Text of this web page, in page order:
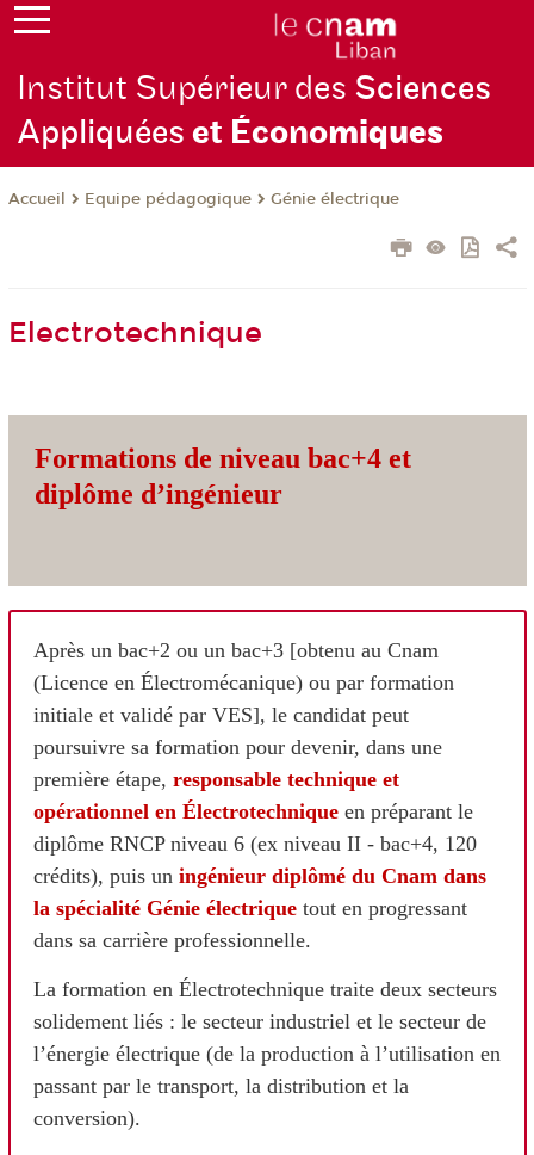
Institut Supérieur des Sciences
Appliquéeset Économiques
Accueil Equipe pédagogique Génie électrique
Electrotechnique
Formations de niveau bac+4 et
diplôme d’ingénieur
Après un bac+2 ou un bac+3 [obtenu au Cnam
(Licence en Électromécanique) ou par formation
initiale et validé par VES], le candidat peut
poursuivre sa formation pour devenir, dans une
première étape, responsable technique et
opérationnel en Électrotechnique en préparant le
diplôme RNCP niveau 6 (ex niveau II - bac+4, 120
crédits), puis un ingénieur diplômé du Cnam dans
la spécialité Génie électrique tout en progressant
dans sa carrière professionnelle.
La formation en Électrotechnique traite deux secteurs
solidement liés : le secteur industriel et le secteur de
l’énergie électrique (de la production à l’utilisation en
passant par le transport, la distribution et la
conversion).